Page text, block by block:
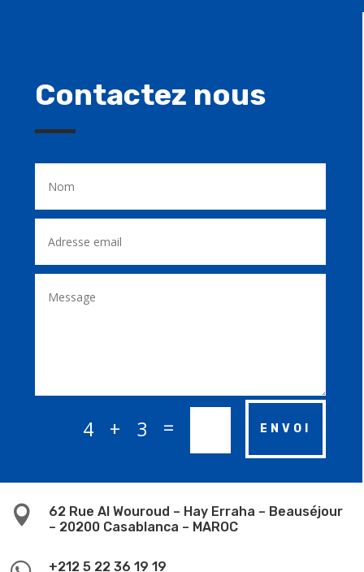
Contactez nous
4 + 3 = ENVOI

62 Rue Al Wouroud – Hay Erraha – Beauséjour
– 20200 Casablanca – MAROC
+212 5 22 36 19 19